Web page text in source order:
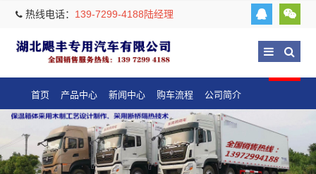
热线电话： 139-7299-4188陆经理
首页 产品中心 新闻中心 购车流程 公司简介